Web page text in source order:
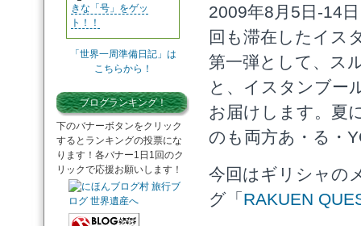
きな「号」をゲッ
ト！！
「世界一周準備日記」は
こちらから！
ブログランキング！
下のバナーボタンをクリック
するとランキングの投票にな
ります！各バナー1日1回のク
リックで応援お願いします！
2009年8月5日-14
回も滞在したイス
第一弾として、ス
と、イスタンブー
お届けします。夏
のも両方あ・る・
今回はギリシャの
グ「 RAKUEN